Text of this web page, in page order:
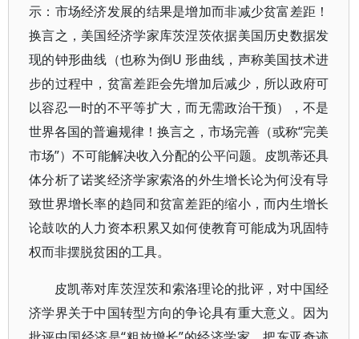
示：市场经济发展的结果是增加而非减少贫富差距！
换言之，美国经济学家库茨涅茨依据美国历史数据发
现的钟形曲线（也称为倒U 形曲线，声称美国技术进
步的过程中，贫富差距会先增加后减少，所以政府可
以容忍一时的不平等扩大，而无需政治干预），不是
世界各国的普遍规律！换言之，市场完善（或称“完美
市场”）不可能解决收入分配的公平问题。皮凯蒂还具
体分析了诺奖经济学家索洛的外生增长论为何没有导
致世界增长率的趋同和贫富差距的缩小，而内生增长
论鼓吹的人力资本积累又如何使教育可能成为巩固特
权而非摆脱贫困的工具。
皮凯蒂对库茨涅茨和索洛理论的批评，对中国经
济学界关于中国转型方向的争论具有重大意义。因为